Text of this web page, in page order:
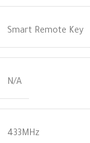
Smart Remote Key
N/A
433MHz